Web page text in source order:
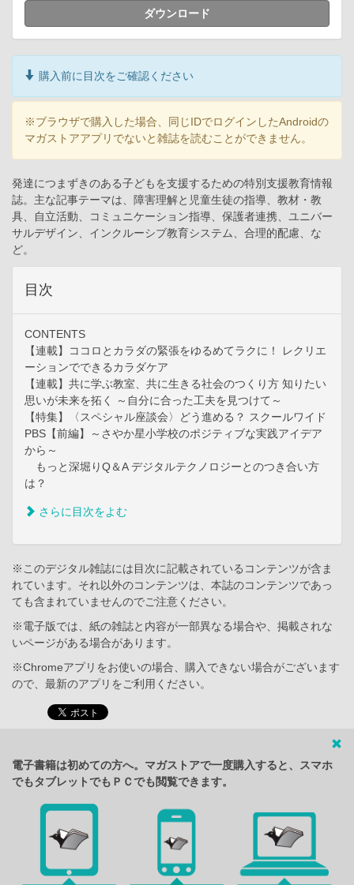
ダウンロード
購入前に目次をご確認ください
※ブラウザで購入した場合、同じIDでログインしたAndroidの
マガストアアプリでないと雑誌を読むことができません。
発達につまずきのある子どもを支援するための特別支援教育情報
誌。主な記事テーマは、障害理解と児童生徒の指導、教材・教
具、自立活動、コミュニケーション指導、保護者連携、ユニバー
サルデザイン、インクルーシブ教育システム、合理的配慮、な
ど。
目次
CONTENTS
【連載】ココロとカラダの緊張をゆるめてラクに！ レクリエ
ーションでできるカラダケア
【連載】共に学ぶ教室、共に生きる社会のつくり方 知りたい
思いが未来を拓く ～自分に合った工夫を見つけて～
【特集】〈スペシャル座談会〉どう進める？ スクールワイド
PBS【前編】～さやか星小学校のポジティブな実践アイデア
から～
もっと深堀りQ＆A デジタルテクノロジーとのつき合い方
は？
さらに目次をよむ
※このデジタル雑誌には目次に記載されているコンテンツが含ま
れています。それ以外のコンテンツは、本誌のコンテンツであっ
ても含まれていませんのでご注意ください。
※電子版では、紙の雑誌と内容が一部異なる場合や、掲載されな
いページがある場合があります。
※Chromeアプリをお使いの場合、購入できない場合がございます
ので、最新のアプリをご利用ください。
電子書籍は初めての方へ。マガストアで一度購入すると、スマホ
でもタブレットでもＰＣでも閲覧できます。